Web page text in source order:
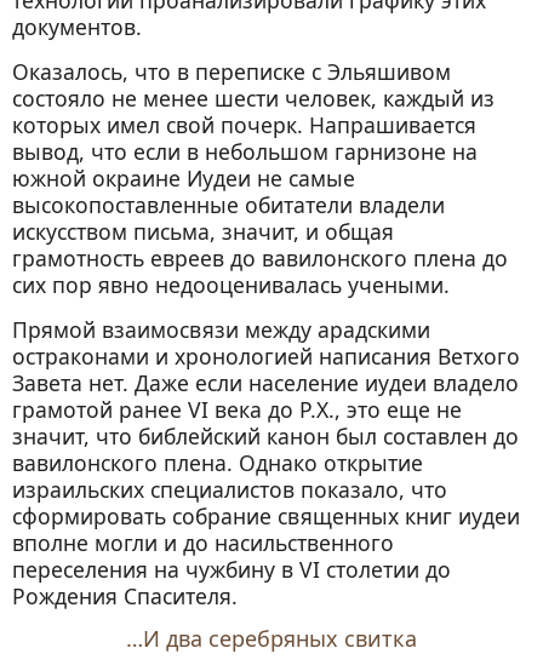
документов.
Оказалось, что в переписке с Эльяшивом
состояло не менее шести человек, каждый из
которых имел свой почерк. Напрашивается
вывод, что если в небольшом гарнизоне на
южной окраине Иудеи не самые
высокопоставленные обитатели владели
искусством письма, значит, и общая
грамотность евреев до вавилонского плена до
сих пор явно недооценивалась учеными.
Прямой взаимосвязи между арадскими
остраконами и хронологией написания Ветхого
Завета нет. Даже если население иудеи владело
грамотой ранее VI века до Р.Х., это еще не
значит, что библейский канон был составлен до
вавилонского плена. Однако открытие
израильских специалистов показало, что
сформировать собрание священных книг иудеи
вполне могли и до насильственного
переселения на чужбину в VI столетии до
Рождения Спасителя.
…И два серебряных свитка